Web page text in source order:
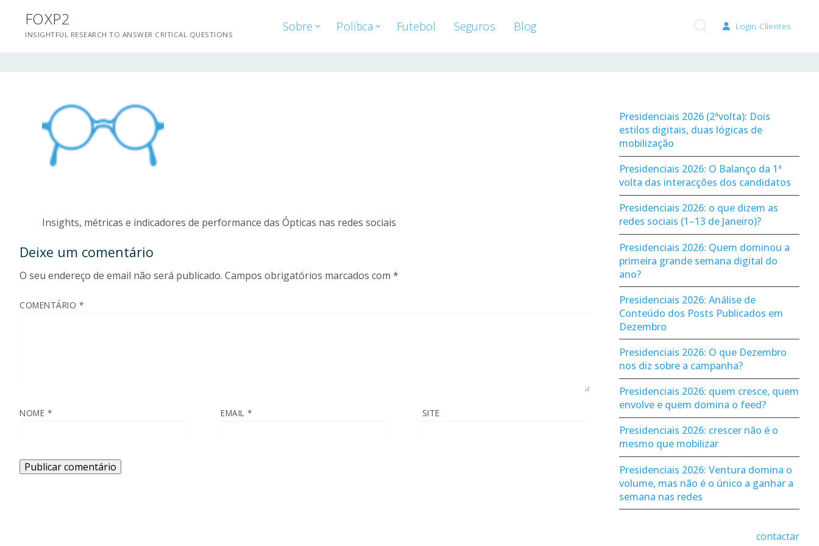
conteúdo
FOXP2
INSIGHTFUL RESEARCH TO ANSWER CRITICAL QUESTIONS
Sobre Política Futebol Seguros Blog Login Clientes
Insights, métricas e indicadores de performance das Ópticas nas redes sociais
Deixe um comentário
O seu endereço de email não será publicado. Campos obrigatórios marcados com *
COMENTÁRIO *
NOME * EMAIL* SITE
Presidenciais 2026 (2ªvolta): Dois
estilos digitais, duas lógicas de
mobilização
Presidenciais 2026: O Balanço da 1ª
volta das interacções dos candidatos
Presidenciais 2026: o que dizem as
redes sociais (1–13 de Janeiro)?
Presidenciais 2026: Quem dominou a
primeira grande semana digital do
ano?
Presidenciais 2026: Análise de
Conteúdo dos Posts Publicados em
Dezembro
Presidenciais 2026: O que Dezembro
nos diz sobre a campanha?
Presidenciais 2026: quem cresce, quem
envolve e quem domina o feed?
Presidenciais 2026: crescer não é o
mesmo que mobilizar
Presidenciais 2026: Ventura domina o
volume, mas não é o único a ganhar a
semana nas redes
contactar